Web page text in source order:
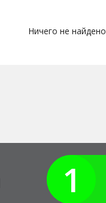
Ничего не найдено
1